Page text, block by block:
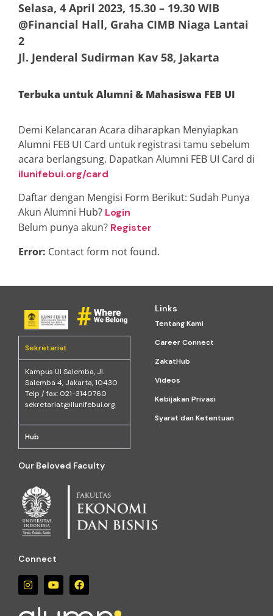
Selasa, 4 April 2023, 15.30 – 19.30 WIB
@Financial Hall, Graha CIMB Niaga Lantai
2
Jl. Jenderal Sudirman Kav 58, Jakarta
Terbuka untuk Alumni & Mahasiswa FEB UI
Demi Kelancaran Acara diharapkan Menyiapkan
Alumni FEB UI Card untuk registrasi tamu sebelum
acara berlangsung. Dapatkan Alumni FEB UI Card di
ilunifebui.org/card
Daftar dengan Mengisi Form Berikut: Sudah Punya
Akun Alumni Hub? Login
Belum punya akun? Register
Error: Contact form not found.
Sekretariat
Kampus Ul Salemba, Jl.
Salemba 4, Jakarta, 10430
Telp / fax: 021-3140760
sekretariat@ilunifebui.org
Hub
Links
Tentang Kami
Career Connect
ZakatHub
Videos
Kebijakan Privasi
Syarat dan Ketentuan
Our Beloved Faculty
Connect